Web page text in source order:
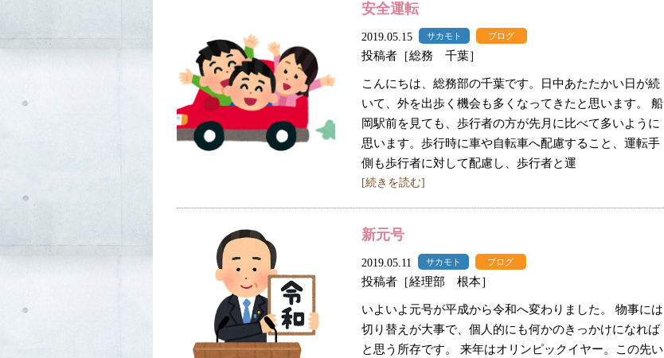
安全運転
2019.05.15 サカモト ブログ
投稿者［総務 千葉］
こんにちは、総務部の千葉です。日中あたたかい日が続
いて、外を出歩く機会も多くなってきたと思います。 船
岡駅前を見ても、歩行者の方が先月に比べて多いように
思います。歩行時に車や自転車へ配慮すること、運転手
側も歩行者に対して配慮し、歩行者と運
[続きを読む]
新元号
2019.05.11 サカモト ブログ
投稿者［経理部 根本］
いよいよ元号が平成から令和へ変わりました。 物事には
切り替えが大事で、個人的にも何かのきっかけになれば
と思う所存です。 来年はオリンピックイヤー。この先い